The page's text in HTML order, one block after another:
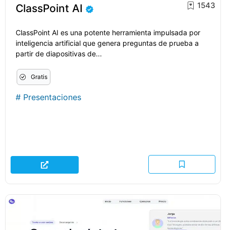
ClassPoint AI 1543
ClassPoint AI es una potente herramienta impulsada por
inteligencia artificial que genera preguntas de prueba a
partir de diapositivas de...
Gratis
# Presentaciones